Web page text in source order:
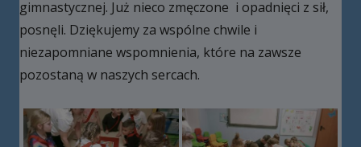
gimnastycznej. Już nieco zmęczone i opadnięci z sił,
posnęli. Dziękujemy za wspólne chwile i
niezapomniane wspomnienia, które na zawsze
pozostaną w naszych sercach.